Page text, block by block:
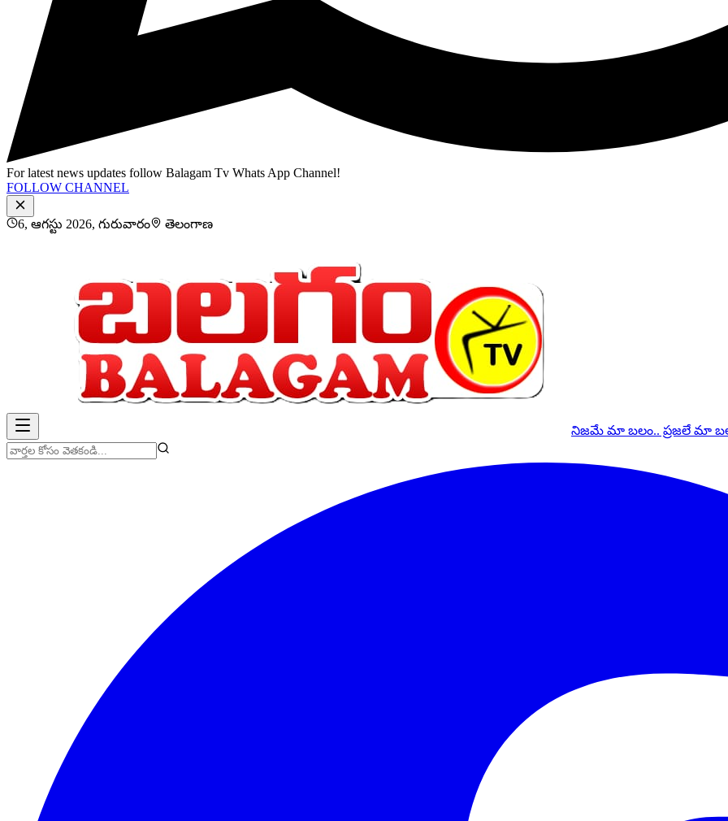
For latest news updates follow Balagam Tv Whats App Channel!
FOLLOW CHANNEL
6, ఆగస్టు 2026, గురువారం తెలంగాణ
నిజమే మా బలం.. ప్రజలే మా